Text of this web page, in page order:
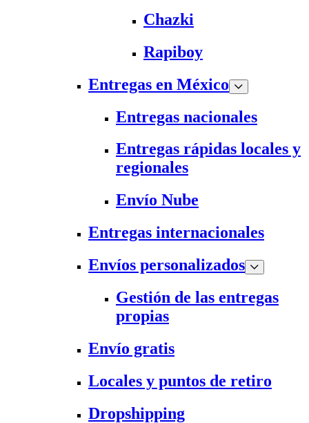
Chazki
Rapiboy
Entregas en México
Entregas nacionales
Entregas rápidas locales y
regionales
Envío Nube
Entregas internacionales
Envíos personalizados
Gestión de las entregas
propias
Envío gratis
Locales y puntos de retiro
Dropshipping